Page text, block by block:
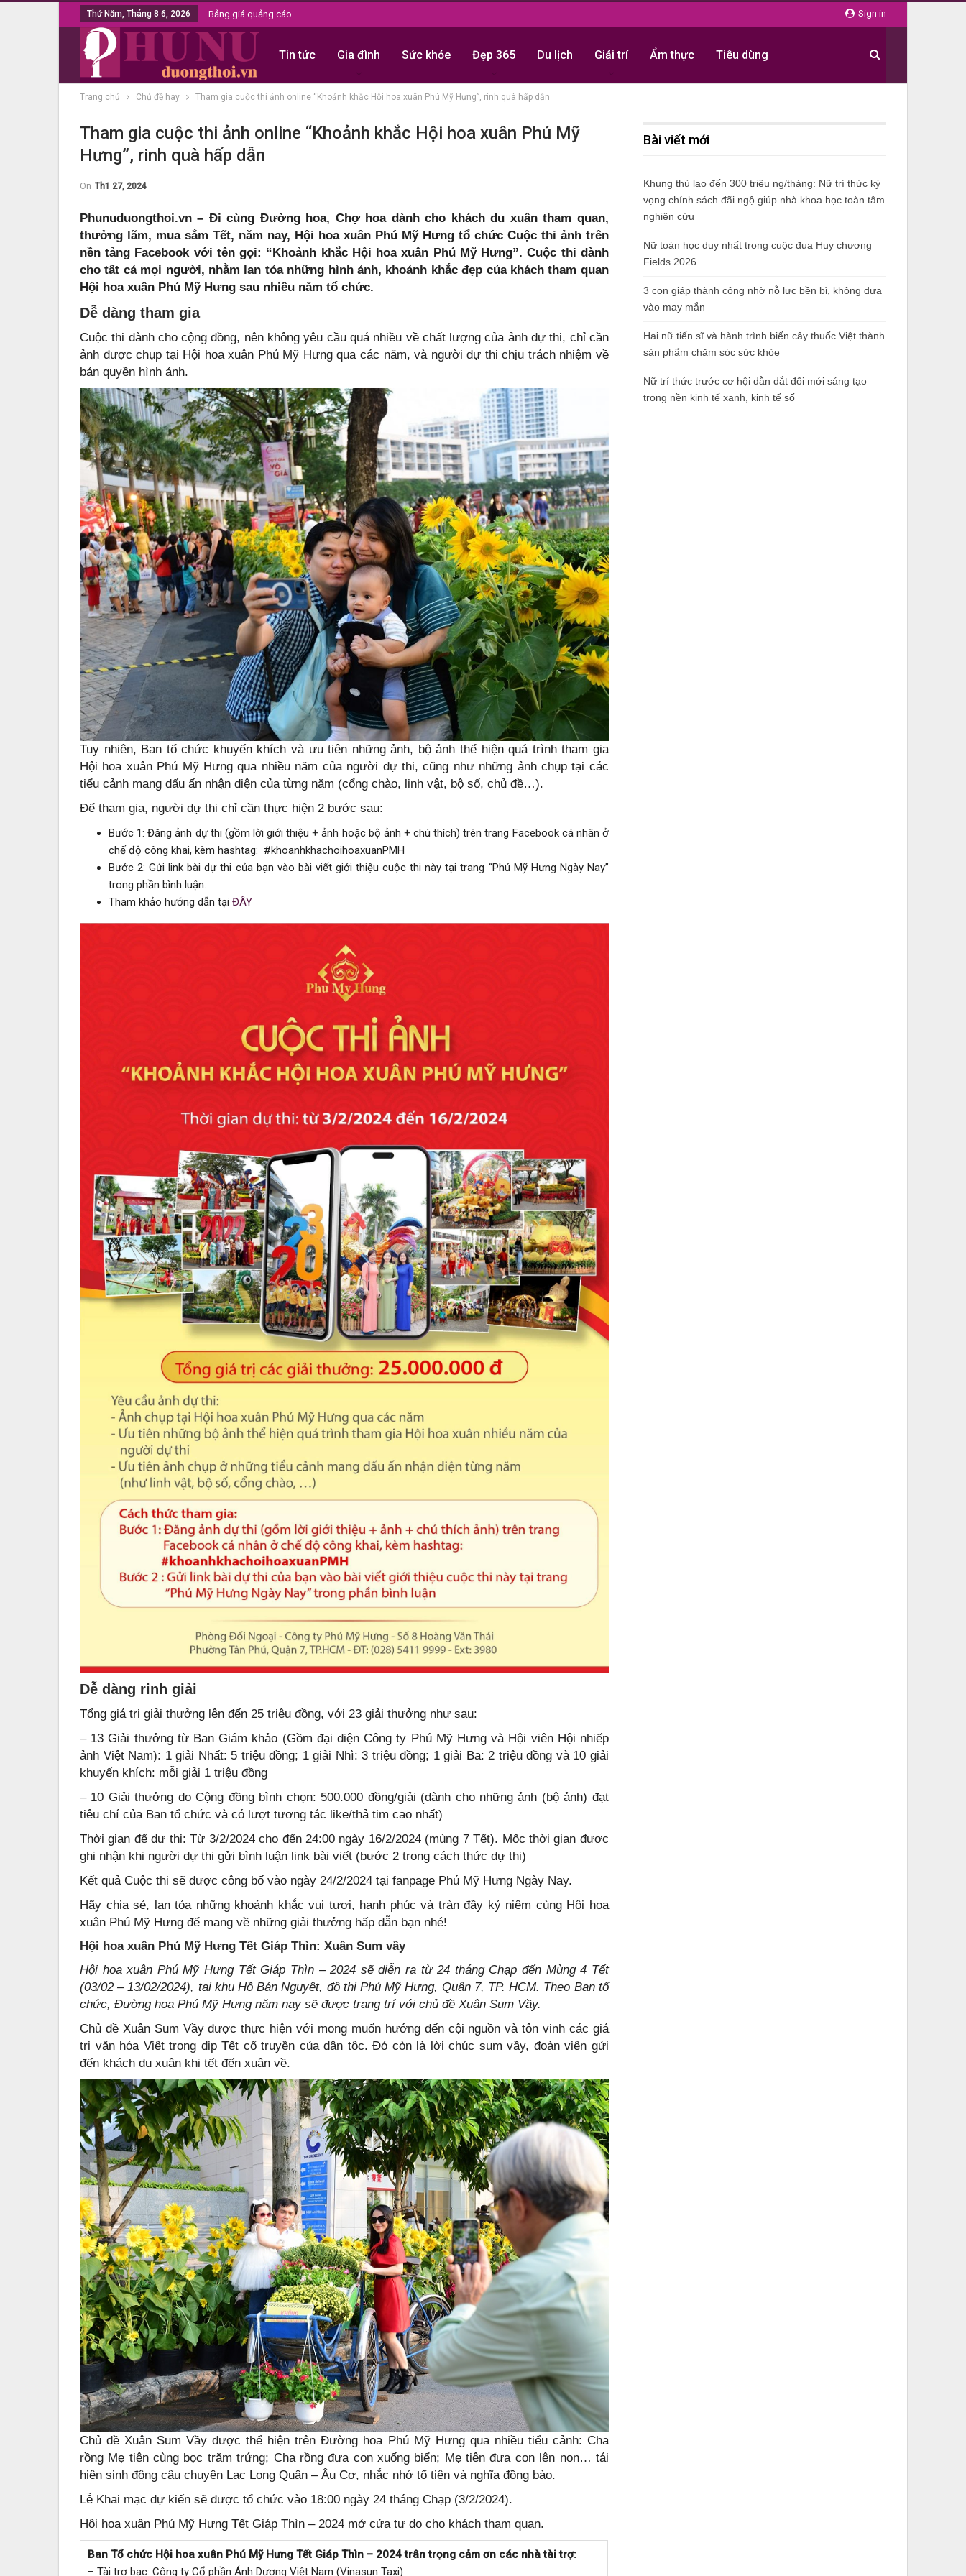
Sign in
Thứ Năm, Tháng 8 6, 2026 Bảng giá quảng cáo
Tin tức Gia đình Sức khỏe Đẹp 365 Du lịch Giải trí Ẩm thực Tiêu dùng
Trang chủ Chủ đề hay Tham gia cuộc thi ảnh online “Khoảnh khắc Hội hoa xuân Phú Mỹ Hưng”, rinh quà hấp dẫn
Tham gia cuộc thi ảnh online “Khoảnh khắc Hội hoa xuân Phú Mỹ
Hưng”, rinh quà hấp dẫn
On Th1 27, 2024
Phunuduongthoi.vn – Đi cùng Đường hoa, Chợ hoa dành cho khách du xuân tham quan,
thưởng lãm, mua sắm Tết, năm nay, Hội hoa xuân Phú Mỹ Hưng tổ chức Cuộc thi ảnh trên
nền tảng Facebook với tên gọi: “Khoảnh khắc Hội hoa xuân Phú Mỹ Hưng”. Cuộc thi dành
cho tất cả mọi người, nhằm lan tỏa những hình ảnh, khoảnh khắc đẹp của khách tham quan
Hội hoa xuân Phú Mỹ Hưng sau nhiều năm tổ chức.
Dễ dàng tham gia
Cuộc thi dành cho cộng đồng, nên không yêu cầu quá nhiều về chất lượng của ảnh dự thi, chỉ cần
ảnh được chụp tại Hội hoa xuân Phú Mỹ Hưng qua các năm, và người dự thi chịu trách nhiệm về
bản quyền hình ảnh.
Tuy nhiên, Ban tổ chức khuyến khích và ưu tiên những ảnh, bộ ảnh thể hiện quá trình tham gia
Hội hoa xuân Phú Mỹ Hưng qua nhiều năm của người dự thi, cũng như những ảnh chụp tại các
tiểu cảnh mang dấu ấn nhận diện của từng năm (cổng chào, linh vật, bộ số, chủ đề…).
Để tham gia, người dự thi chỉ cần thực hiện 2 bước sau:
Bước 1: Đăng ảnh dự thi (gồm lời giới thiệu + ảnh hoặc bộ ảnh + chú thích) trên trang Facebook cá nhân ở
chế độ công khai, kèm hashtag: #khoanhkhachoihoaxuanPMH
Bước 2: Gửi link bài dự thi của bạn vào bài viết giới thiệu cuộc thi này tại trang “Phú Mỹ Hưng Ngày Nay”
trong phần bình luận.
Tham khảo hướng dẫn tại ĐÂY
Dễ dàng rinh giải
Tổng giá trị giải thưởng lên đến 25 triệu đồng, với 23 giải thưởng như sau:
– 13 Giải thưởng từ Ban Giám khảo (Gồm đại diện Công ty Phú Mỹ Hưng và Hội viên Hội nhiếp
ảnh Việt Nam): 1 giải Nhất: 5 triệu đồng; 1 giải Nhì: 3 triệu đồng; 1 giải Ba: 2 triệu đồng và 10 giải
khuyến khích: mỗi giải 1 triệu đồng
– 10 Giải thưởng do Cộng đồng bình chọn: 500.000 đồng/giải (dành cho những ảnh (bộ ảnh) đạt
tiêu chí của Ban tổ chức và có lượt tương tác like/thả tim cao nhất)
Thời gian để dự thi: Từ 3/2/2024 cho đến 24:00 ngày 16/2/2024 (mùng 7 Tết). Mốc thời gian được
ghi nhận khi người dự thi gửi bình luận link bài viết (bước 2 trong cách thức dự thi)
Kết quả Cuộc thi sẽ được công bố vào ngày 24/2/2024 tại fanpage Phú Mỹ Hưng Ngày Nay.
Hãy chia sẻ, lan tỏa những khoảnh khắc vui tươi, hạnh phúc và tràn đầy kỷ niệm cùng Hội hoa
xuân Phú Mỹ Hưng để mang về những giải thưởng hấp dẫn bạn nhé!
Hội hoa xuân Phú Mỹ Hưng Tết Giáp Thìn: Xuân Sum vầy
Hội hoa xuân Phú Mỹ Hưng Tết Giáp Thìn – 2024 sẽ diễn ra từ 24 tháng Chạp đến Mùng 4 Tết
(03/02 – 13/02/2024), tại khu Hồ Bán Nguyệt, đô thị Phú Mỹ Hưng, Quận 7, TP. HCM. Theo Ban tổ
chức, Đường hoa Phú Mỹ Hưng năm nay sẽ được trang trí với chủ đề Xuân Sum Vầy.
Chủ đề Xuân Sum Vầy được thực hiện với mong muốn hướng đến cội nguồn và tôn vinh các giá
trị văn hóa Việt trong dịp Tết cổ truyền của dân tộc. Đó còn là lời chúc sum vầy, đoàn viên gửi
đến khách du xuân khi tết đến xuân về.
Chủ đề Xuân Sum Vầy được thể hiện trên Đường hoa Phú Mỹ Hưng qua nhiều tiểu cảnh: Cha
rồng Mẹ tiên cùng bọc trăm trứng; Cha rồng đưa con xuống biển; Mẹ tiên đưa con lên non… tái
hiện sinh động câu chuyện Lạc Long Quân – Âu Cơ, nhắc nhớ tổ tiên và nghĩa đồng bào.
Lễ Khai mạc dự kiến sẽ được tổ chức vào 18:00 ngày 24 tháng Chạp (3/2/2024).
Hội hoa xuân Phú Mỹ Hưng Tết Giáp Thìn – 2024 mở cửa tự do cho khách tham quan.
Ban Tổ chức Hội hoa xuân Phú Mỹ Hưng Tết Giáp Thìn – 2024 trân trọng cảm ơn các nhà tài trợ:
– Tài trợ bạc: Công ty Cổ phần Ánh Dương Việt Nam (Vinasun Taxi)
Bài viết mới
Khung thù lao đến 300 triệu ng/tháng: Nữ trí thức kỳ
vọng chính sách đãi ngộ giúp nhà khoa học toàn tâm
nghiên cứu
Nữ toán học duy nhất trong cuộc đua Huy chương
Fields 2026
3 con giáp thành công nhờ nỗ lực bền bỉ, không dựa
vào may mắn
Hai nữ tiến sĩ và hành trình biến cây thuốc Việt thành
sản phẩm chăm sóc sức khỏe
Nữ trí thức trước cơ hội dẫn dắt đổi mới sáng tạo
trong nền kinh tế xanh, kinh tế số